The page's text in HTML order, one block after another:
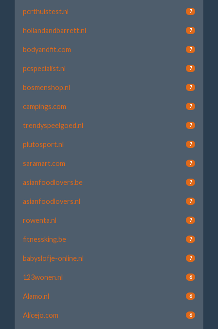
pcrthuistest.nl 7
hollandandbarrett.nl 7
bodyandfit.com 7
pcspecialist.nl 7
bosmenshop.nl 7
campings.com 7
trendyspeelgoed.nl 7
plutosport.nl 7
saramart.com 7
asianfoodlovers.be 7
asianfoodlovers.nl 7
rowenta.nl 7
fitnessking.be 7
babyslofje-online.nl 7
123wonen.nl 6
Alamo.nl 6
Alicejo.com 6